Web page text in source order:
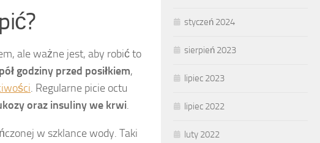
ale ważne jest, aby robić to
pół godziny przed posiłkiem,
. Regularne picie octu
oraz insuliny we krwi.
w szklance wody. Taki
styczeń 2024
sierpień 2023
lipiec 2023
lipiec 2022
luty 2022